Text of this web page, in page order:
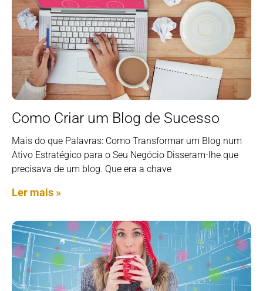
Como Criar um Blog de Sucesso
Mais do que Palavras: Como Transformar um Blog num
Ativo Estratégico para o Seu Negócio Disseram-lhe que
precisava de um blog. Que era a chave
Ler mais »